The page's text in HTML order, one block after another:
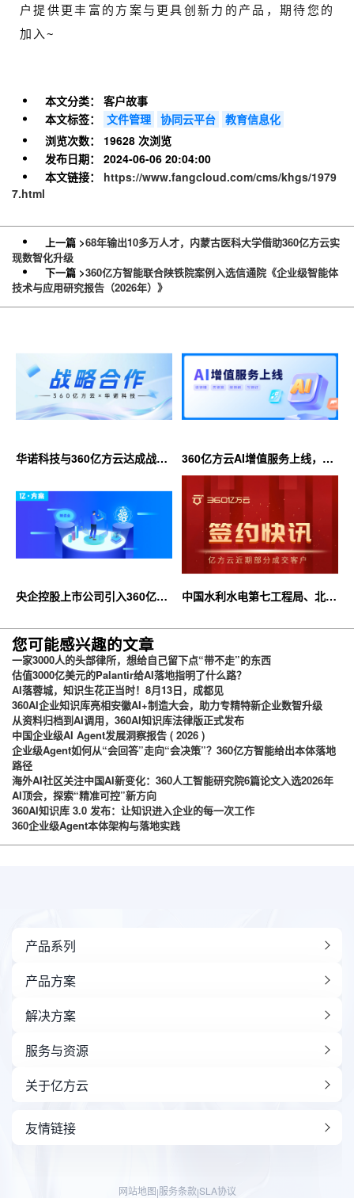
户提供更丰富的方案与更具创新力的产品，期待您的
加入~
本文分类：
客户故事
本文标签：
文件管理 协同云平台 教育信息化
浏览次数：
19628 次浏览
发布日期：
2024-06-06 20:04:00
本文链接：
https://www.fangcloud.com/cms/khgs/1979
7.html
上一篇 >68年输出10多万人才，内蒙古医科大学借助360亿方云实
现数智化升级
下一篇 >360亿方智能联合陕铁院案例入选信通院《企业级智能体
技术与应用研究报告（2026年）》
华诺科技与360亿方云达成战略
360亿方云AI增值服务上线，超
大限时优惠等你来！
央企控股上市公司引入360亿方
台
中国水利水电第七工程局、北京
您可能感兴趣的文章
一家3000人的头部律所，想给自己留下点“带不走”的东西
估值3000亿美元的Palantir给AI落地指明了什么路？
AI落蓉城，知识生花正当时！8月13日，成都见
360AI企业知识库亮相安徽AI+制造大会，助力专精特新企业数智升级
从资料归档到AI调用，360AI知识库法律版正式发布
中国企业级AI Agent发展洞察报告 ( 2026 )
企业级Agent如何从“会回答”走向“会决策”？360亿方智能给出本体落地
路径
海外AI社区关注中国AI新变化：360人工智能研究院6篇论文入选2026年
AI顶会，探索“精准可控”新方向
360AI知识库 3.0 发布：让知识进入企业的每一次工作
360企业级Agent本体架构与落地实践
产品系列
产品方案
解决方案
服务与资源
关于亿方云
友情链接
网站地图|服务条款|SLA协议